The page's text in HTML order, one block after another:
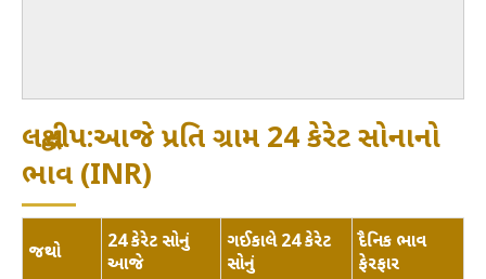
લક્ષદ્વીપ:આજે પ્રતિ ગ્રામ 24 કેરેટ સોનાનો
ભાવ (INR)
જથ્થો
24 કેરેટ સોનું
આજે
ગઈકાલે 24 કેરેટ
સોનું
દૈનિક ભાવ
ફેરફાર